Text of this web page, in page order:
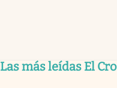
Las más leídas El